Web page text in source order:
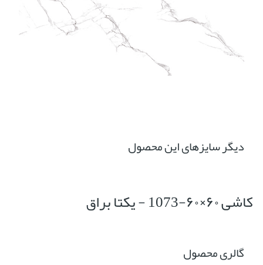
کاشی ۶۰×۶۰-1073 - یکتا براق
دیگر سایزهای این محصول
گالری محصول